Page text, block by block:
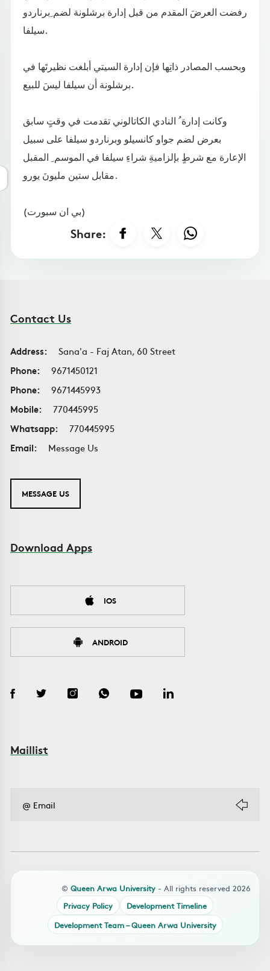
رفضت العرضَ المقدم من قبل إدارة برشلونة لضم ِبرناردو
سيلفا.
وبحسب المصادر ذاتِها فإن إدارة السيتي أبلغت نظيرتَها في
برشلونة أن سيلفا ليسَ للبيع.
وكانت إدارة ُ النادي الكاتالوني تقدمت في وقتٍ سابق
بعرض لضم جواو كانسيلو وبرناردو سيلفا على سبيل
الإعارة مع شرطٍ بإلزاميةِ شراءِ سيلفا في الموسم ِ المقبل
مقابل ستين مليونَ يورو.
(بي ان سبورت)
Share:
Contact Us
Address:
Sana'a - Faj Atan, 60 Street
Phone:
9671450121
Phone:
9671445993
Mobile:
770445995
Whatsapp:
770445995
Email:
Message Us
MESSAGE US
Download Apps
IOS
ANDROID
Maillist
© Queen Arwa University - All rights reserved 2026
Privacy Policy
Development Timeline
Development Team – Queen Arwa University